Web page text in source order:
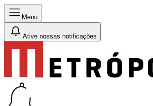
Menu
Ative nossas notificações